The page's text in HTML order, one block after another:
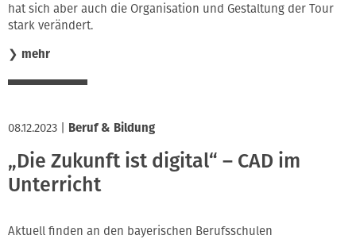
hat sich aber auch die Organisation und Gestaltung der Tour
stark verändert.
❯ mehr
08.12.2023 Beruf & Bildung
„Die Zukunft ist digital“ – CAD im
Unterricht
Aktuell finden an den bayerischen Berufsschulen